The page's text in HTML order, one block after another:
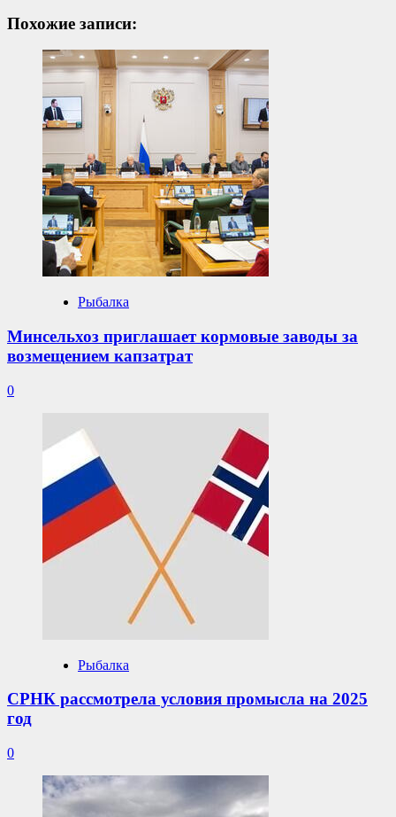
Похожие записи:
Рыбалка
Минсельхоз приглашает кормовые заводы за
возмещением капзатрат
0
Рыбалка
СРНК рассмотрела условия промысла на 2025
год
0